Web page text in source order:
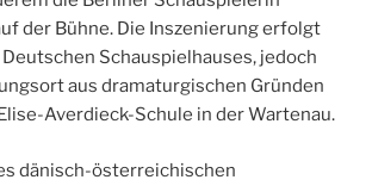
der Bühne. Die Inszenierung erfolgt
Schauspielhauses, jedoch
aus dramaturgischen Gründen
Averdieck-Schule in der Wartenau.
dänisch-österreichischen